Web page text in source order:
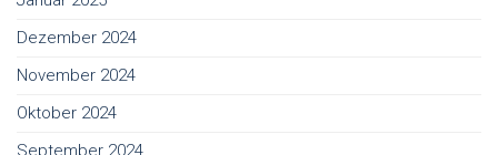
Dezember 2024
November 2024
Oktober 2024
September 2024